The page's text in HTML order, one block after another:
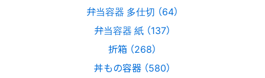
弁当容器 多仕切 （64）
弁当容器 紙 （137）
折箱 （268）
丼もの容器 （580）